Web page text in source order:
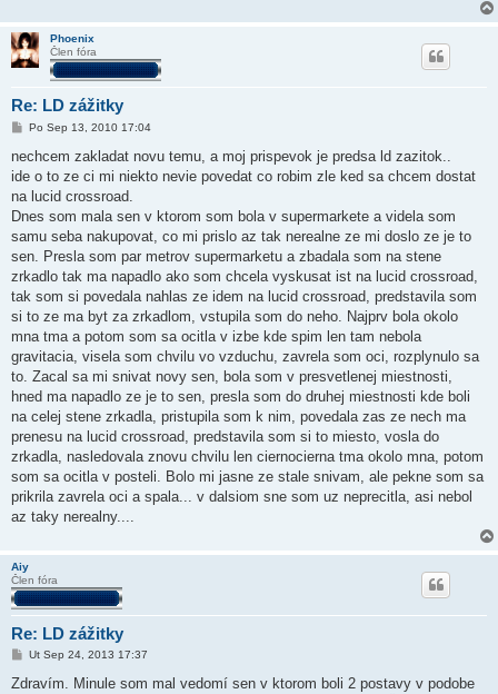
Phoenix
Člen fóra
Re: LD zážitky
P
í
p
e
o
k
Po Sep 13, 2010 17:04
nechcem zakladat novu temu, a moj prispevok je predsa ld zazitok..
ide o to ze ci mi niekto nevie povedat co robim zle ked sa chcem dostat
na lucid crossroad.
Dnes som mala sen v ktorom som bola v supermarkete a videla som
samu seba nakupovat, co mi prislo az tak nerealne ze mi doslo ze je to
sen. Presla som par metrov supermarketu a zbadala som na stene
zrkadlo tak ma napadlo ako som chcela vyskusat ist na lucid crossroad,
tak som si povedala nahlas ze idem na lucid crossroad, predstavila som
si to ze ma byt za zrkadlom, vstupila som do neho. Najprv bola okolo
mna tma a potom som sa ocitla v izbe kde spim len tam nebola
gravitacia, visela som chvilu vo vzduchu, zavrela som oci, rozplynulo sa
to. Zacal sa mi snivat novy sen, bola som v presvetlenej miestnosti,
hned ma napadlo ze je to sen, presla som do druhej miestnosti kde boli
na celej stene zrkadla, pristupila som k nim, povedala zas ze nech ma
prenesu na lucid crossroad, predstavila som si to miesto, vosla do
zrkadla, nasledovala znovu chvilu len ciernocierna tma okolo mna, potom
som sa ocitla v posteli. Bolo mi jasne ze stale snivam, ale pekne som sa
prikrila zavrela oci a spala... v dalsiom sne som uz neprecitla, asi nebol
az taky nerealny....
Aiy
Člen fóra
Re: LD zážitky
P
í
Ut Sep 24, 2013 17:37
Zdravím. Minule som mal vedomí sen v ktorom boli 2 postavy v podobe